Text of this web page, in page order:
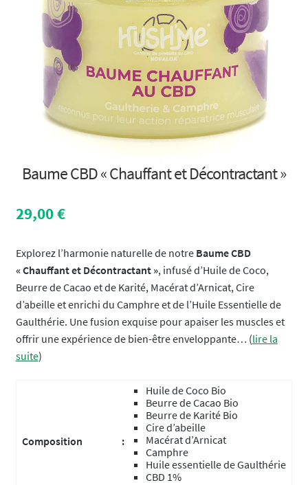
Baume CBD « Chauffant et Décontractant »
29,00€
Explorez l’harmonie naturelle de notre Baume CBD
« Chauffant et Décontractant », infusé d’Huile de Coco,
Beurre de Cacao et de Karité, Macérat d’Arnicat, Cire
d’abeille et enrichi du Camphre et de l’Huile Essentielle de
Gaulthérie. Une fusion exquise pour apaiser les muscles et
offrir une expérience de bien-être enveloppante… (lire la
suite)
Composition :
Huile de Coco Bio
Beurre de Cacao Bio
Beurre de Karité Bio
Cire d’abeille
Macérat d’Arnicat
Camphre
Huile essentielle de Gaulthérie
CBD 1%